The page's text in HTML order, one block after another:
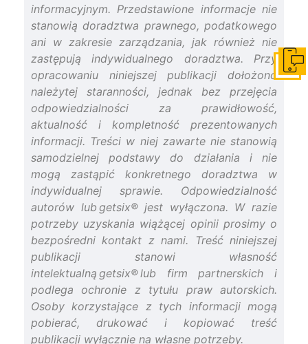
informacyjnym. Przedstawione informacje nie
stanowią doradztwa prawnego, podatkowego
ani w zakresie zarządzania, jak również nie
zastępują indywidualnego doradztwa. Przy
opracowaniu niniejszej publikacji dołożono
należytej staranności, jednak bez przejęcia
odpowiedzialności za prawidłowość,
aktualność i kompletność prezentowanych
informacji. Treści w niej zawarte nie stanowią
samodzielnej podstawy do działania i nie
mogą zastąpić konkretnego doradztwa w
indywidualnej sprawie. Odpowiedzialność
autorów lub getsix® jest wyłączona. W razie
potrzeby uzyskania wiążącej opinii prosimy o
bezpośredni kontakt z nami. Treść niniejszej
publikacji stanowi własność
intelektualną getsix® lub firm partnerskich i
podlega ochronie z tytułu praw autorskich.
Osoby korzystające z tych informacji mogą
pobierać, drukować i kopiować treść
publikacji wyłącznie na własne potrzeby.